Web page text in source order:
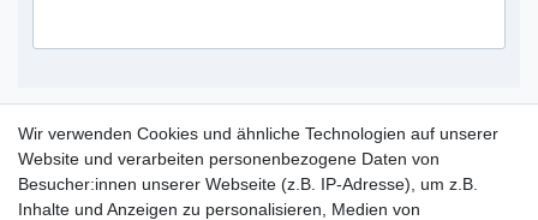
Service Hotline
+49 (0) 52 50 / 99 290 30
Montag - Freitag, 09:00 - 15:30
Wir verwenden Cookies und ähnliche Technologien auf unserer
Website und verarbeiten personenbezogene Daten von
Besucher:innen unserer Webseite (z.B. IP-Adresse), um z.B.
Inhalte und Anzeigen zu personalisieren, Medien von